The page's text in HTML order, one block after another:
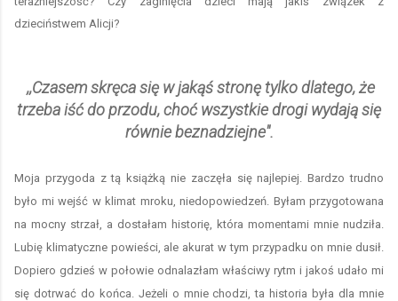
dzieciństwem Alicji?
,,Czasem skręca się w jakąś stronę tylko dlatego, że
trzeba iść do przodu, choć wszystkie drogi wydają się
równie beznadziejne''.
Moja przygoda z tą książką nie zaczęła się najlepiej. Bardzo trudno
było mi wejść w klimat mroku, niedopowiedzeń. Byłam przygotowana
na mocny strzał, a dostałam historię, która momentami mnie nudziła.
Lubię klimatyczne powieści, ale akurat w tym przypadku on mnie dusił.
Dopiero gdzieś w połowie odnalazłam właściwy rytm i jakoś udało mi
się dotrwać do końca. Jeżeli o mnie chodzi, ta historia była dla mnie